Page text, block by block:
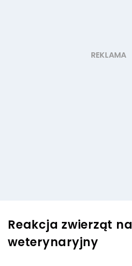
Reakcja zwierząt
weterynaryjny